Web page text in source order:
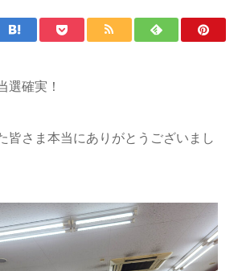
選確実！
皆さま本当にありがとうございまし